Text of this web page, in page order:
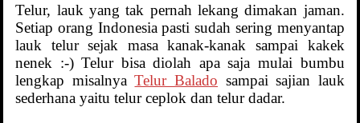
Telur, lauk yang tak pernah lekang dimakan jaman.
Setiap orang Indonesia pasti sudah sering menyantap
lauk telur sejak masa kanak-kanak sampai kakek
nenek :-) Telur bisa diolah apa saja mulai bumbu
lengkap misalnyaTelur Balado sampai sajian lauk
sederhana yaitu telur ceplok dan telur dadar.